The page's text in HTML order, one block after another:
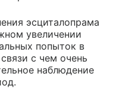
эсциталопрама
увеличении
попыток в
с чем очень
наблюдение